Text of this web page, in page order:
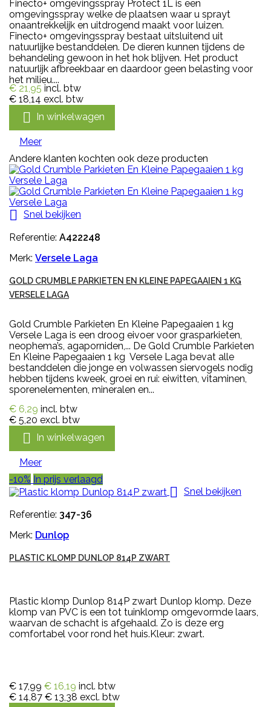
Finecto+ omgevingsspray Protect 1L is een
omgevingsspray welke de plaatsen waar u sprayt
onaantrekkelijk en uitdrogend maakt voor luizen.
Finecto+ omgevingsspray bestaat uitsluitend uit
natuurlijke bestanddelen. De dieren kunnen tijdens de
behandeling gewoon in het hok blijven. Het product
natuurlijk afbreekbaar en daardoor geen belasting voor
het milieu....
€ 21,95 incl. btw
€ 18,14 excl. btw
 In winkelwagen
Meer
Andere klanten kochten ook deze producten

Snel bekijken
Referentie: A422248
Merk: Versele Laga
GOLD CRUMBLE PARKIETEN EN KLEINE PAPEGAAIEN 1 KG
VERSELE LAGA
Gold Crumble Parkieten En Kleine Papegaaien 1 kg
Versele Laga is een droog eivoer voor grasparkieten,
neophema’s, agaporniden,... De Gold Crumble Parkieten
En Kleine Papegaaien 1 kg Versele Laga bevat alle
bestanddelen die jonge en volwassen siervogels nodig
hebben tijdens kweek, groei en rui: eiwitten, vitaminen,
sporenelementen, mineralen en...
€ 6,29 incl. btw
€ 5,20 excl. btw
 In winkelwagen
Meer
-10% In prijs verlaagd

Snel bekijken
Referentie: 347-36
Merk: Dunlop
PLASTIC KLOMP DUNLOP 814P ZWART
Plastic klomp Dunlop 814P zwart Dunlop klomp. Deze
klomp van PVC is een tot tuinklomp omgevormde laars,
waarvan de schacht is afgehaald. Zo is deze erg
comfortabel voor rond het huis.Kleur: zwart.
€ 17,99 € 16,19 incl. btw
€ 14,87 € 13,38 excl. btw